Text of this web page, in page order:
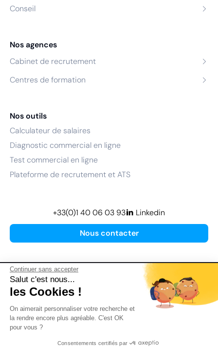
Continuer sans accepter
Salut c'est nous...
les Cookies !
On aimerait personnaliser votre recherche et
la rendre encore plus agréable. C'est OK
pour vous ?
Consentements certifiés par
Conseil
Nos agences
Cabinet de recrutement
Centres de formation
Nos outils
Calculateur de salaires
Diagnostic commercial en ligne
Test commercial en ligne
Plateforme de recrutement et ATS
Nous contacter
+33(0)1 40 06 03 93 Linkedin
Plan de site
Mentions légales
Conditions Générales d’Utilisation